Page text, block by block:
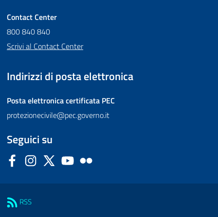
Contact Center
800 840 840
Scrivi al Contact Center
Indirizzi di posta elettronica
Posta elettronica certificata PEC
protezionecivile@pec.governo.it
Seguici su
FacebookInstagram
Twitter YouTube
RSS